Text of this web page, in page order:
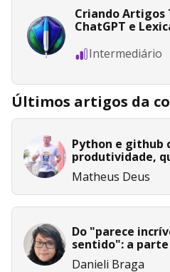
Criando Artigos
ChatGPT e
Intermediário
Últimos artigos da
Python e github
produtividade,
humana
Matheus Deus
Do "parece
sentido": a
obsidian
Danieli Braga